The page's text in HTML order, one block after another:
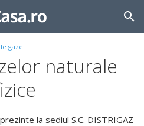
gaze
naturale
la sediul S.C. DISTRIGAZ